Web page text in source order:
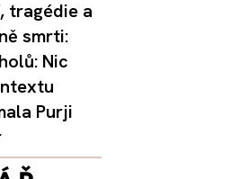
tragédie a
smrti:
Nic
Purji